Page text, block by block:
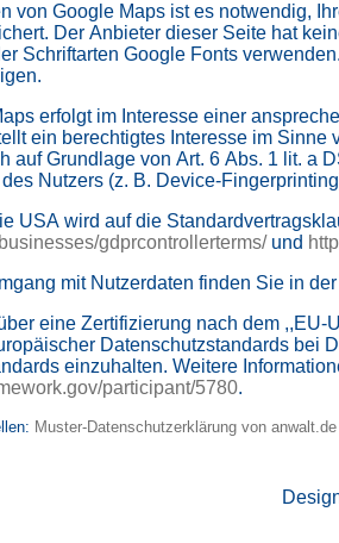
von Google Maps ist es notwendig,
Der Anbieter dieser Seite hat
Schriftarten Google Fonts
erfolgt im Interesse einer
ein berechtigtes Interesse im
auf Grundlage von Art. 6 Abs. 1 lit. a
des Nutzers (z. B. Device-
gdprcontrollerterms/und
mit Nutzerdaten finden Sie in
eine Zertifizierung nach dem
Datenschutzstandards bei
participant/5780.
Muster-Datenschutzerklärung von anwalt.de